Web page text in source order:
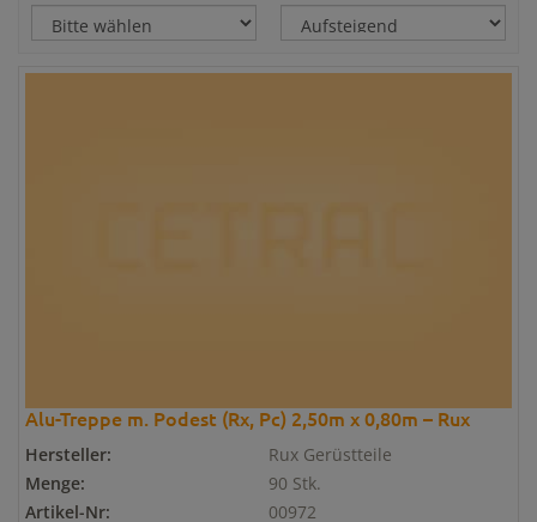
Alu-Treppe m. Podest (Rx, Pc) 2,50m x 0,80m – Rux
Hersteller:
Rux Gerüstteile
Menge:
90 Stk.
Artikel-Nr:
00972